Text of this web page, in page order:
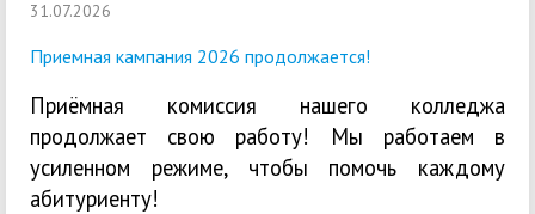
31.07.2026
Приемная кампания 2026 продолжается!
Приёмная комиссия нашего колледжа
продолжает свою работу! Мы работаем в
усиленном режиме, чтобы помочь каждому
абитуриенту!